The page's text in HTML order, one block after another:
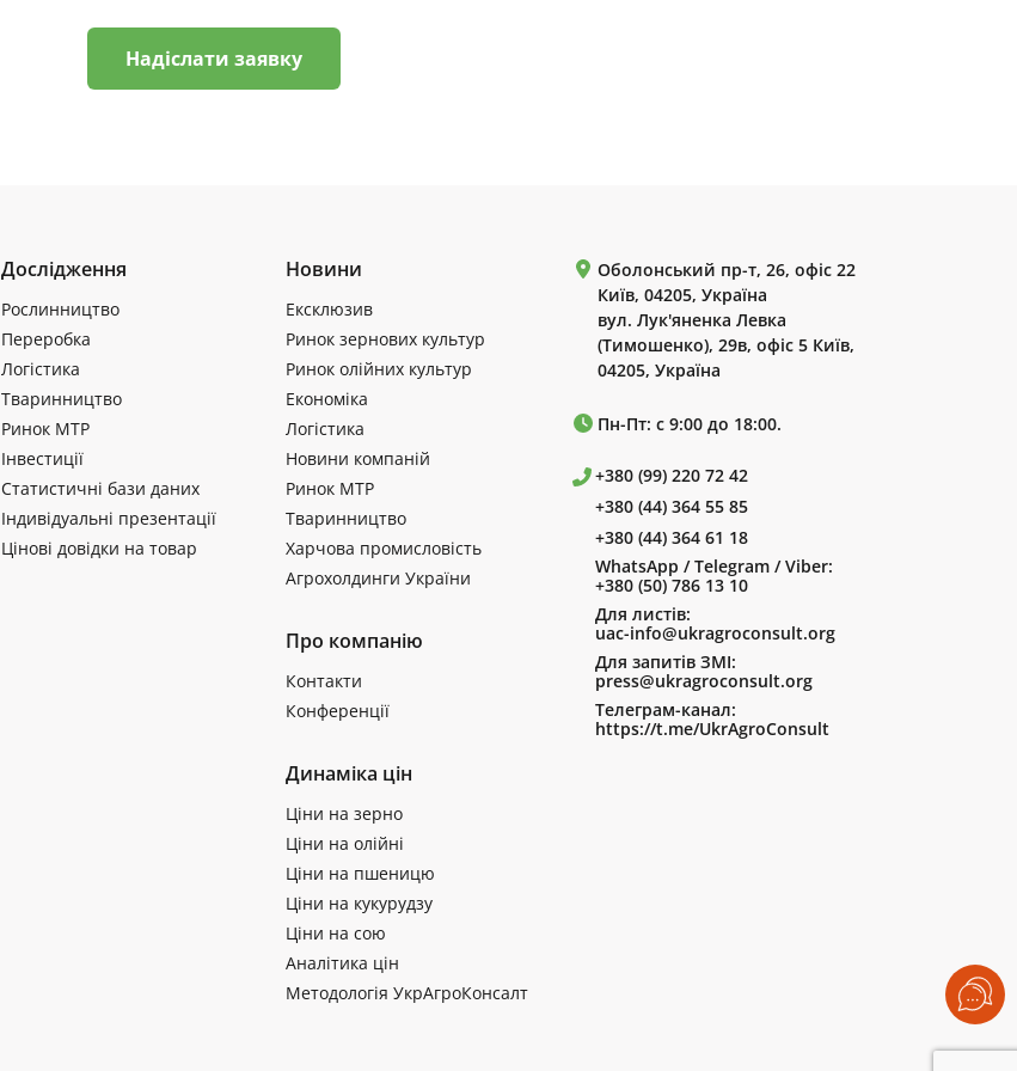
Надіслати заявку
Дослідження
Рослинництво
Переробка
Логістика
Тваринництво
Ринок МТР
Інвестиції
Статистичні бази даних
Індивідуальні презентації
Цінові довідки на товар
Новини
Ексклюзив
Ринок зернових культур
Ринок олійних культур
Економіка
Логістика
Новини компаній
Ринок МТР
Тваринництво
Харчова промисловість
Агрохолдинги України
Про компанію
Контакти
Конференції
Динаміка цін
Ціни на зерно
Ціни на олійні
Ціни на пшеницю
Ціни на кукурудзу
Ціни на сою
Аналітика цін
Методологія УкрАгроКонсалт
Оболонський пр-т, 26, офіс 22
Київ, 04205, Україна
вул. Лук'яненка Левка
(Тимошенко), 29в, офіс 5 Київ,
04205, Україна
Пн-Пт: с 9:00 до 18:00.
+380 (99) 220 72 42
+380 (44) 364 55 85
+380 (44) 364 61 18
WhatsApp / Telegram / Viber:
+380 (50) 786 13 10
Для листів:
uac-info@ukragroconsult.org
Для запитів ЗМІ:
press@ukragroconsult.org
Телеграм-канал:
https://t.me/UkrAgroConsult